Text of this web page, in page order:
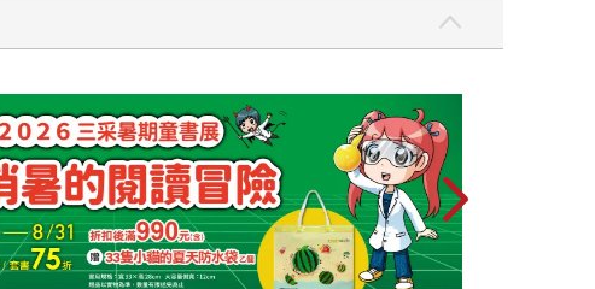
指引，與你一同，向深愛的人溫柔告白。